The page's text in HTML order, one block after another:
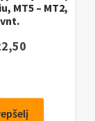
MT5 – MT2,